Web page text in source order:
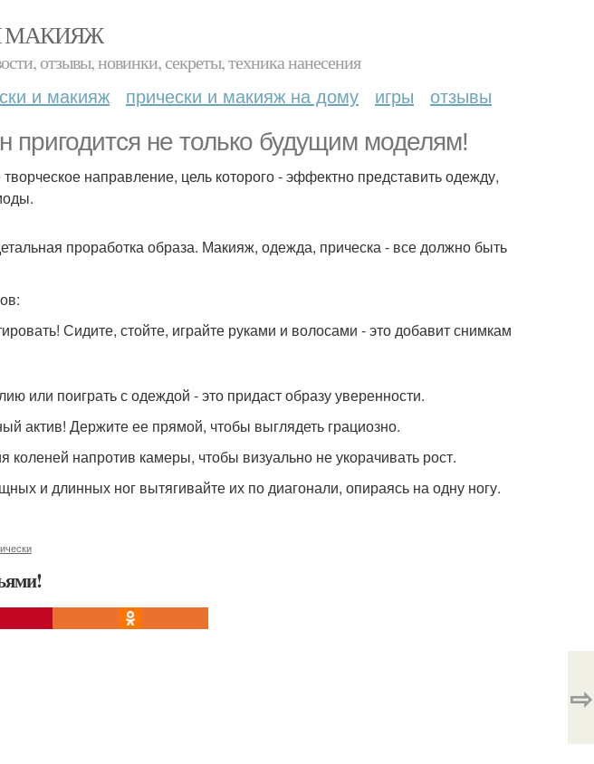
МАКИЯЖ
отзывы, новинки, секреты, техника нанесения
и макияж прически и макияж на дому игры отзывы
пригодится не только будущим моделям!
направление, цель которого - эффектно представить одежду,
проработка образа. Макияж, одежда, прическа - все должно быть
Сидите, стойте, играйте руками и волосами - это добавит снимкам
или поиграть с одеждой - это придаст образу уверенности.
актив! Держите ее прямой, чтобы выглядеть грациозно.
коленей напротив камеры, чтобы визуально не укорачивать рост.
и длинных ног вытягивайте их по диагонали, опираясь на одну ногу.
⇨